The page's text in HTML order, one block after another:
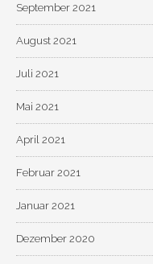
September 2021
August 2021
Juli 2021
Mai 2021
April 2021
Februar 2021
Januar 2021
Dezember 2020